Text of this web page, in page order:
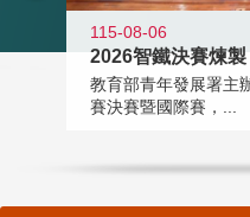
115-08-06
2026智鐵決賽煉
教育部青年發展署主
賽決賽暨國際賽，...